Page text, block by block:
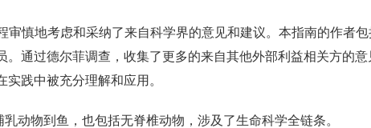
审慎地考虑和采纳了来自科学界的意见和建议。本指南的作者
通过德尔菲调查，收集了更多的来自其他外部利益相关方的
践中被充分理解和应用。
动物到鱼，也包括无脊椎动物，涉及了生命科学全链条。